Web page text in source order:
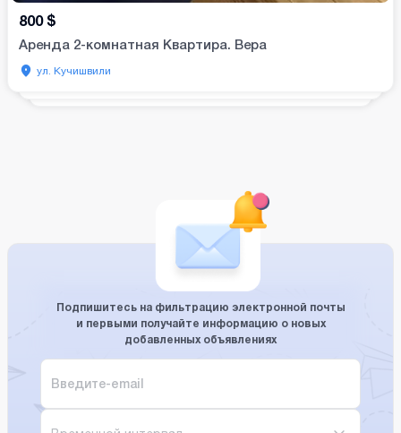
800 $
Аренда 2-комнатная Квартира. Вера
ул. Кучишвили
Подпишитесь на фильтрацию электронной почты
и первыми получайте информацию о новых
добавленных объявлениях